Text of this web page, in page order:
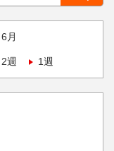
6月
2週 1週